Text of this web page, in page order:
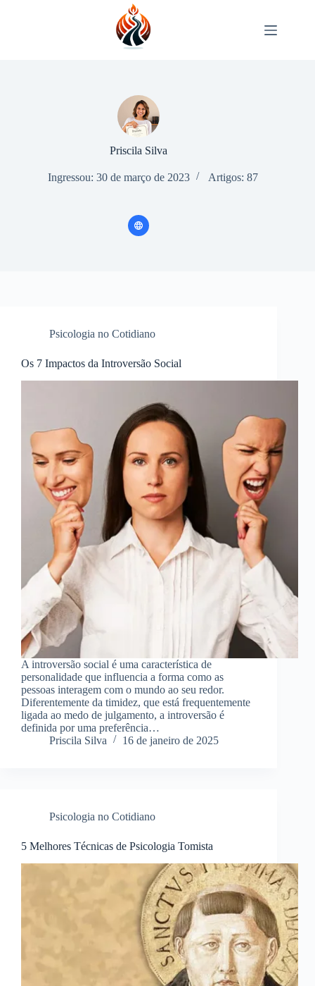
Priscila Silva
Ingressou: 30 de março de 2023 Artigos: 87
Psicologia no Cotidiano
Os 7 Impactos da Introversão Social
A introversão social é uma característica de
personalidade que influencia a forma como as
pessoas interagem com o mundo ao seu redor.
Diferentemente da timidez, que está frequentemente
ligada ao medo de julgamento, a introversão é
definida por uma preferência…
Priscila Silva
16 de janeiro de 2025
Psicologia no Cotidiano
5 Melhores Técnicas de Psicologia Tomista